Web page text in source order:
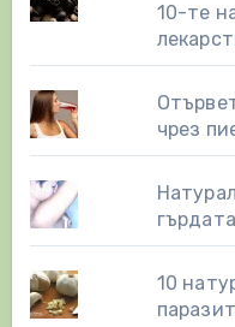
10-те
чрез
гърдата
10